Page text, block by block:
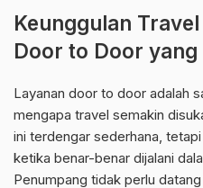
Keunggulan
Door to Door
Layanan door to door adalah
mengapa travel semakin
ini terdengar sederhana,
ketika benar-benar dijalani
Penumpang tidak perlu